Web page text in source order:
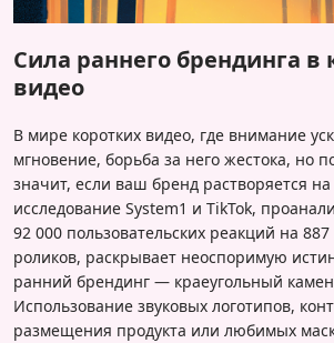
Сила раннего брендинга в
видео
В мире коротких видео, где внимание
мгновение, борьба за него жестока, но
значит, если ваш бренд растворяется
исследование System1 и TikTok,
92 000 пользовательских реакций на
роликов, раскрывает неоспоримую
ранний брендинг — краеугольный
Использование звуковых логотипов,
размещения продукта или любимых